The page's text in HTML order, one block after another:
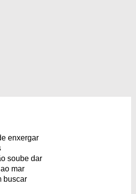
enxergar
soube dar
mar
buscar